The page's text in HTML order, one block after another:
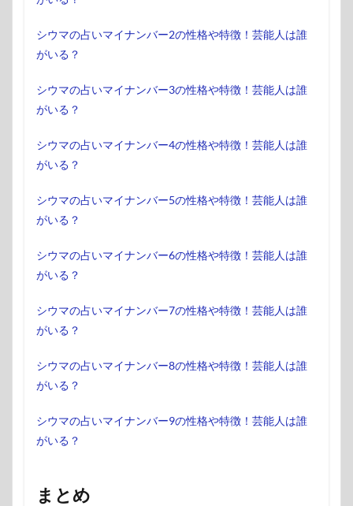
シウマの占いマイナンバー2の性格や特徴！芸能人は誰
がいる？
シウマの占いマイナンバー3の性格や特徴！芸能人は誰
がいる？
シウマの占いマイナンバー4の性格や特徴！芸能人は誰
がいる？
シウマの占いマイナンバー5の性格や特徴！芸能人は誰
がいる？
シウマの占いマイナンバー6の性格や特徴！芸能人は誰
がいる？
シウマの占いマイナンバー7の性格や特徴！芸能人は誰
がいる？
シウマの占いマイナンバー8の性格や特徴！芸能人は誰
がいる？
シウマの占いマイナンバー9の性格や特徴！芸能人は誰
がいる？
まとめ